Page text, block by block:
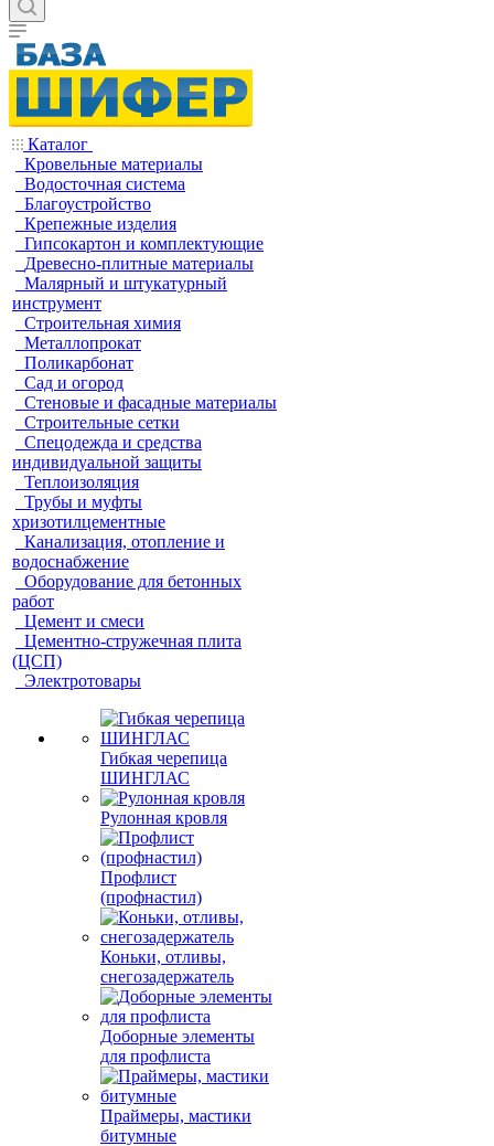
Каталог
Кровельные материалы
Водосточная система
Благоустройство
Крепежные изделия
Гипсокартон и комплектующие
Древесно-плитные материалы
Малярный и штукатурный
инструмент
Строительная химия
Металлопрокат
Поликарбонат
Сад и огород
Стеновые и фасадные материалы
Строительные сетки
Спецодежда и средства
индивидуальной защиты
Теплоизоляция
Трубы и муфты
хризотилцементные
Канализация, отопление и
водоснабжение
Оборудование для бетонных
работ
Цемент и смеси
Цементно-стружечная плита
(ЦСП)
Электротовары
Гибкая черепица
ШИНГЛАС
Рулонная кровля
Профлист
(профнастил)
Коньки, отливы,
снегозадержатель
Доборные элементы
для профлиста
Праймеры, мастики
битумные